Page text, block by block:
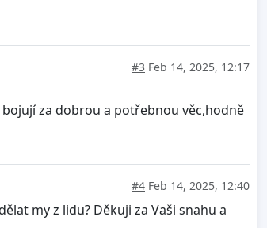
#3 Feb 14, 2025, 12:17
za dobrou a potřebnou věc,hodně
#4 Feb 14, 2025, 12:40
my z lidu? Děkuji za Vaši snahu a